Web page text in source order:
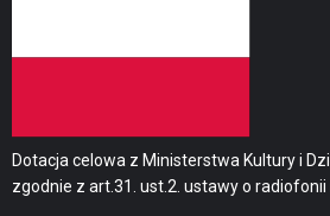
Dotacja celowa z Ministerstwa Kultury i
zgodnie z art.31. ust.2. ustawy o radiofonii